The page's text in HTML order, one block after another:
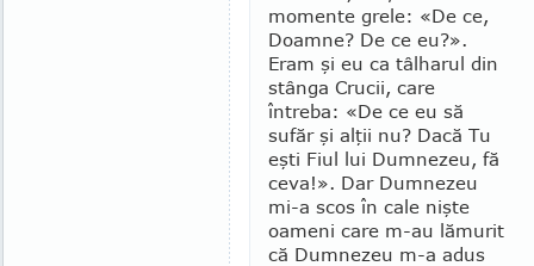
momente grele: «De ce,
Doamne? De ce eu?».
Eram şi eu ca tâlharul din
stânga Crucii, care
întreba: «De ce eu să
sufăr şi alţii nu? Dacă Tu
eşti Fiul lui Dumnezeu, fă
ceva!». Dar Dumnezeu
mi-a scos în cale nişte
oameni care m-au lămurit
că Dumnezeu m-a adus